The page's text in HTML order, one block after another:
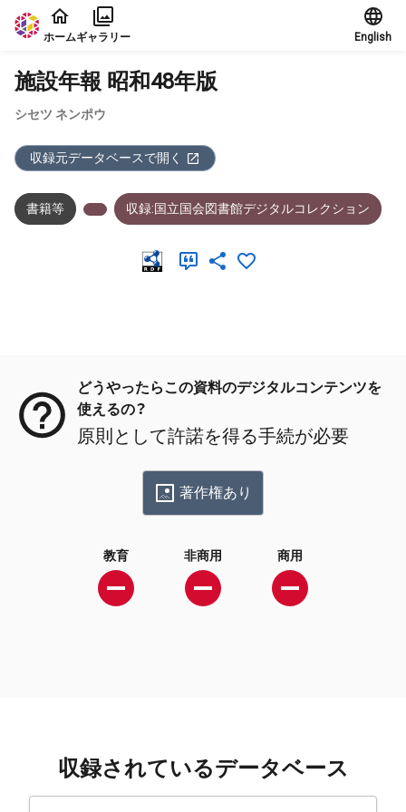
本文に飛ぶ
ホームギャラリー English
施設年報 昭和48年版
シセツ ネンポウ
収録元データベースで開く
書籍等 収録:国立国会図書館デジタルコレクション
どうやったらこの資料のデジタルコンテンツを
使えるの？
原則として許諾を得る手続が必要
著作権あり
教育 非商用 商用
収録されているデータベース